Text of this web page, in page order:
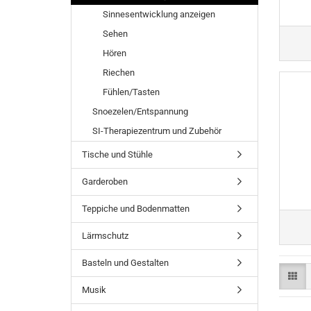
Sinnesentwicklung anzeigen
Sehen
Hören
Riechen
Fühlen/Tasten
Snoezelen/Entspannung
SI-Therapiezentrum und Zubehör
Tische und Stühle
Garderoben
Teppiche und Bodenmatten
Lärmschutz
Basteln und Gestalten
Musik